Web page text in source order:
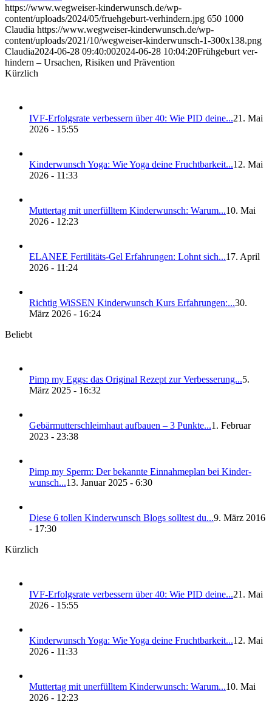
https://www.wegweiser-kinderwunsch.de/wp-
content/uploads/2024/05/fruehgeburt-verhindern.jpg 650 1000
Claudia https://www.wegweiser-kinderwunsch.de/wp-
content/uploads/2021/10/wegweiser-kinderwunsch-1-300x138.png
Claudia2024-06-28 09:40:002024-06-28 10:04:20Früh­ge­burt ver­
hin­dern – Ursa­chen, Risi­ken und Prä­ven­ti­on
Kürzlich
IVF-Erfolgs­ra­te ver­bes­sern über 40: Wie PID dei­ne...21. Mai
2026 - 15:55
Kin­der­wunsch Yoga: Wie Yoga dei­ne Frucht­bar­keit...12. Mai
2026 - 11:33
Mut­ter­tag mit uner­füll­tem Kin­der­wunsch: War­um...10. Mai
2026 - 12:23
ELANEE Fer­ti­li­täts-Gel Erfah­run­gen: Lohnt sich...17. April
2026 - 11:24
Rich­tig WiS­SEN Kin­der­wunsch Kurs Erfah­run­gen:...30.
März 2026 - 16:24
Beliebt
Pimp my Eggs: das Ori­gi­nal Rezept zur Ver­bes­se­rung...5.
März 2025 - 16:32
Gebär­mut­ter­schleim­haut auf­bau­en – 3 Punk­te...1. Februar
2023 - 23:38
Pimp my Sperm: Der bekann­te Ein­nah­me­plan bei Kin­der­
wunsch...13. Januar 2025 - 6:30
Die­se 6 tol­len Kin­der­wunsch Blogs soll­test du...9. März 2016
- 17:30
Kürzlich
IVF-Erfolgs­ra­te ver­bes­sern über 40: Wie PID dei­ne...21. Mai
2026 - 15:55
Kin­der­wunsch Yoga: Wie Yoga dei­ne Frucht­bar­keit...12. Mai
2026 - 11:33
Mut­ter­tag mit uner­füll­tem Kin­der­wunsch: War­um...10. Mai
2026 - 12:23